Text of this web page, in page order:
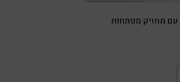
מחזיק מפתחות